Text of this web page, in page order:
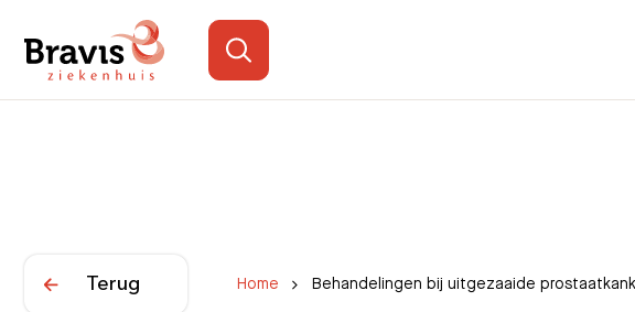
Home Behandelingen bij uitgezaaide
Terug